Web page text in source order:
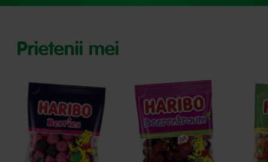
1
2
3
Prietenii mei
Berries Beerentraum